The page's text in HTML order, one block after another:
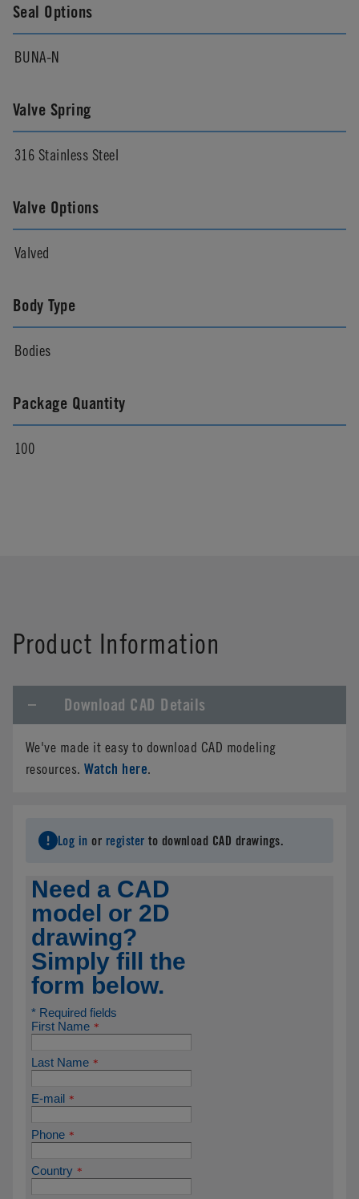
Seal Options
BUNA-N
Valve Spring
316 Stainless Steel
Valve Options
Valved
Body Type
Bodies
Package Quantity
100
Product Information
Download CAD Details
We've made it easy to download CAD modeling
resources.Watch here.
Log in or register to download CAD drawings.